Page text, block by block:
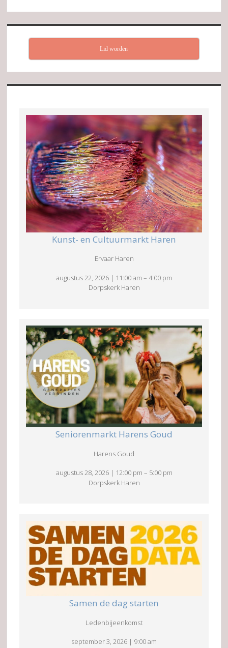
Lid worden
Kunst- en Cultuurmarkt Haren
Ervaar Haren
augustus 22, 2026 | 11:00 am – 4:00 pm
Dorpskerk Haren
Seniorenmarkt Harens Goud
Harens Goud
augustus 28, 2026 | 12:00 pm – 5:00 pm
Dorpskerk Haren
Samen de dag starten
Ledenbijeenkomst
september 3, 2026 | 9:00 am